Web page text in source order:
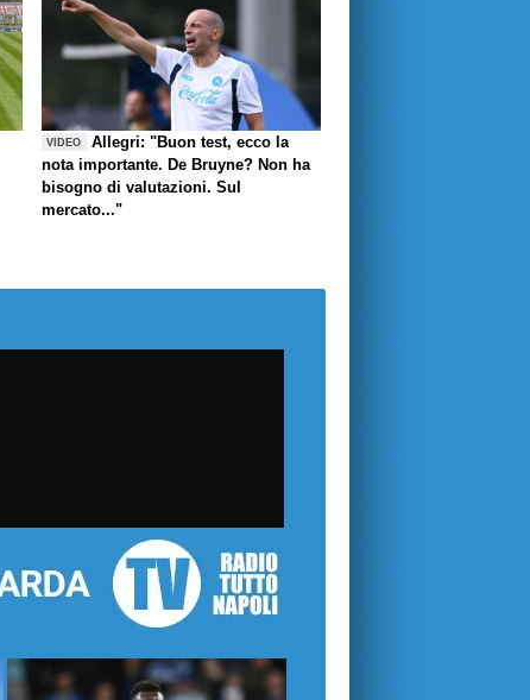
VIDEO
Allegri: "Buon test, ecco la
nota importante. De Bruyne? Non ha
bisogno di valutazioni. Sul
mercato..."